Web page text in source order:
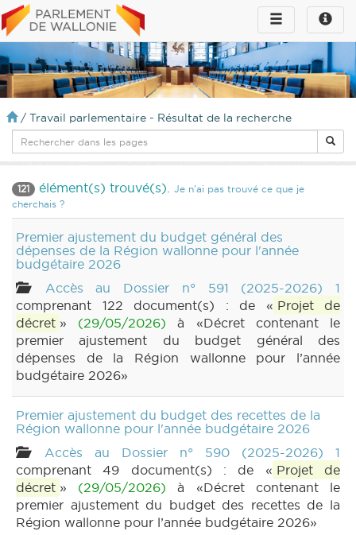
Toggle
infos
Toggle
navigation
/ Travail parlementaire - Résultat de la recherche
121 élément(s) trouvé(s). Je n'ai pas trouvé ce que je
cherchais ?
Premier ajustement du budget général des
dépenses de la Région wallonne pour l'année
budgétaire 2026
Accès au Dossier n° 591 (2025-2026) 1
comprenant 122 document(s) : de « Projet de
décret » (29/05/2026) à «Décret contenant le
premier ajustement du budget général des
dépenses de la Région wallonne pour l’année
budgétaire 2026»
Premier ajustement du budget des recettes de la
Région wallonne pour l'année budgétaire 2026
Accès au Dossier n° 590 (2025-2026) 1
comprenant 49 document(s) : de « Projet de
décret » (29/05/2026) à «Décret contenant le
premier ajustement du budget des recettes de la
Région wallonne pour l’année budgétaire 2026»